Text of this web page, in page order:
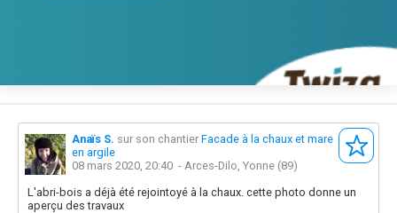
Anaïs S. sur son chantier Facade à la chaux et mare
en argile
08 mars 2020, 20:40 - Arces-Dilo, Yonne (89)
L'abri-bois a déjà été rejointoyé à la chaux. cette photo donne un
aperçu des travaux